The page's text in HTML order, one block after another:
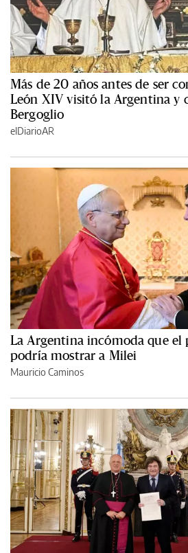
Más de 20 años antes de ser
León XIV visitó la Argentina y
Bergoglio
elDiarioAR
La Argentina incómoda que el
podría mostrar a Milei
Mauricio Caminos